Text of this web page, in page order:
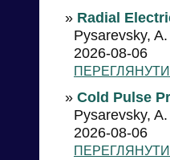
» Radial
Pysarevsky,
2026-08-06
» Cold Pulse
Pysarevsky,
2026-08-06